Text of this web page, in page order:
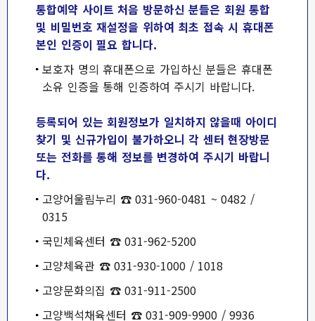
통합예약 사이트 처음 방문하신 분들은 회원 통합
및 비밀번호 재설정을 위하여 최초 접속 시 휴대폰
본인 인증이 필요 합니다.
보호자 명의 휴대폰으로 가입하신 분들은 휴대폰
소유 인증을 통해 인증하여 주시기 바랍니다.
등록되어 있는 회원정보가 일치하지 않을때 아이디
찾기 및 신규가입이 불가하오니 각 센터 현장방문
또는 전화를 통해 정보를 변경하여 주시기 바랍니
다.
고양어울림누리 ☎ 031-960-0481 ~ 0482 /
0315
국민체육센터 ☎ 031-962-5200
고양체육관 ☎ 031-930-1000 / 1018
고양문화의집 ☎ 031-911-2500
고양백석채육센터 ☎ 031-909-9900 / 9936